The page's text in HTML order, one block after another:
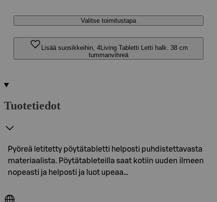
Valitse toimitustapa
Lisää suosikkeihin, 4Living Tabletti Letti halk. 38 cm
tummanvihreä
Tuotetiedot
Pyöreä letitetty pöytätabletti helposti puhdistettavasta
materiaalista. Pöytätableteilla saat kotiin uuden ilmeen
nopeasti ja helposti ja luot upeaa…